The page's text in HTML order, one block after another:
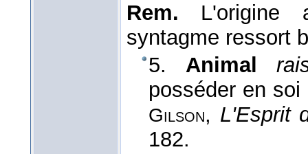
Rem. L'origine
syntagme ressort
5. Animal
posséder en
Gilson, L'Esprit
182.